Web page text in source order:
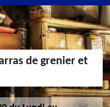
de grenier et